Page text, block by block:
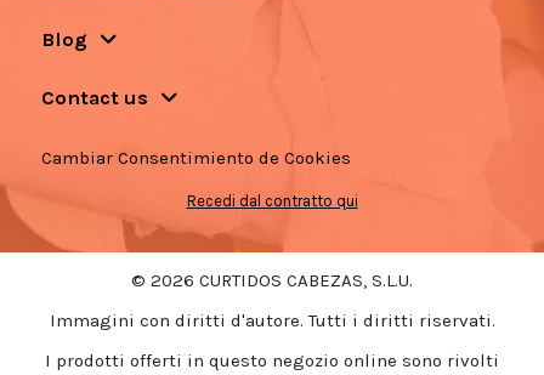
Blog
Contact us
Cambiar Consentimiento de Cookies
Recedi dal contratto qui
© 2026 CURTIDOS CABEZAS, S.L.U.
Immagini con diritti d'autore. Tutti i diritti riservati.
I prodotti offerti in questo negozio online sono rivolti